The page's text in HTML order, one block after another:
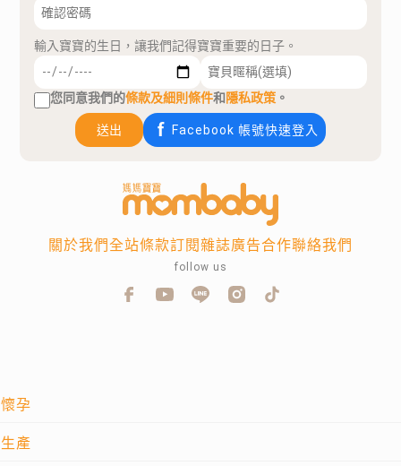
輸入寶寶的生日，讓我們記得寶寶重要的日子。
您同意我們的條款及細則條件和隱私政策 。
送出 Facebook 帳號快速登入
懷孕
生產
關於我們全站條款訂閱雜誌廣告合作聯絡我們
follow us